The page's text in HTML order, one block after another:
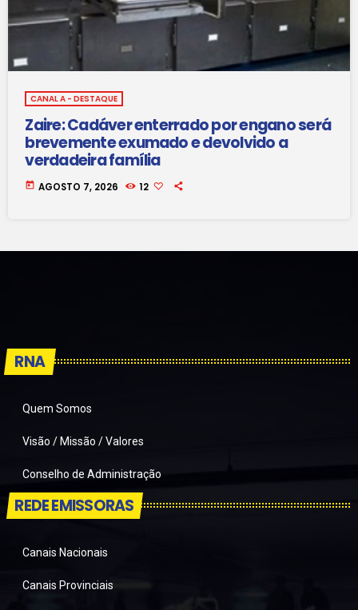
CANAL A - DESTAQUE
Zaire: Cadáver enterrado por engano será
brevemente exumado e devolvido a
verdadeira família
today AGOSTO 7, 2026 12
RNA
Quem Somos
Visão / Missão / Valores
Conselho de Administração
REDE EMISSORAS
Canais Nacionais
Canais Provinciais